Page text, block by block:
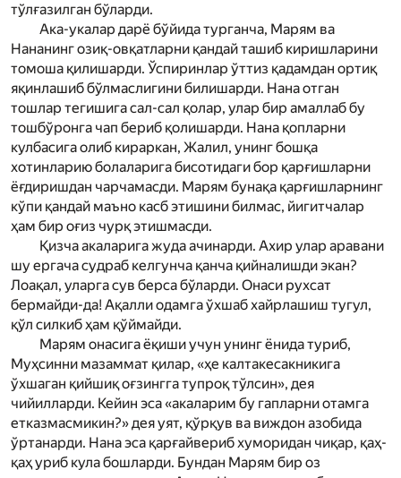
тўлғазилган бўларди.
Ака-укалар дарё бўйида турганча, Мар­ям ва
Нананинг озиқ-овқатларни қандай ташиб кириш­ларини
томоша қилишарди. Ўспиринлар ўттиз қадамдан ортиқ
яқинлашиб бўлмаслигини билишарди. Нана отган
тошлар тегишига сал-сал қолар, улар бир амаллаб бу
тошбўронга чап бериб қолишарди. Нана қопларни
кулбасига олиб кираркан, Жалил, унинг бошқа
хотинларию болаларига бисотидаги бор қарғишларни
ёғдиришдан чарчамасди. Мар­ям бунақа қарғишларнинг
кўпи қандай маъно касб этишини билмас, йигитчалар
ҳам бир оғиз чурқ этишмасди.
Қизча акаларига жуда ачинарди. Ахир улар аравани
шу ергача судраб келгунча қанча қийналишди экан?
Лоақал, уларга сув берса бўларди. Онаси рухсат
бермайди-да! Ақалли одамга ўхшаб хайрлашиш тугул,
қўл силкиб ҳам қўймайди.
Мар­ям онасига ёқиши учун унинг ёнида туриб,
Муҳсинни мазаммат қилар, «ҳе калтакесакникига
ўхшаган қийшиқ оғзингга тупроқ тўлсин», дея
чийилларди. Кейин эса «акаларим бу гапларни отамга
етказмасмикин?» дея уят, қўрқув ва виж­дон азобида
ўртанарди. Нана эса қарғайвериб хуморидан чиқар, қаҳ-
қаҳ уриб кула бошларди. Бундан Мар­ям бир оз